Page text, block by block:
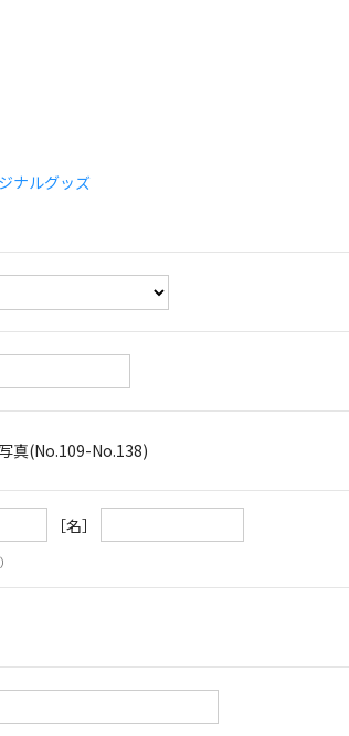
ナルグッズ
真(No.109-No.138)
［名］